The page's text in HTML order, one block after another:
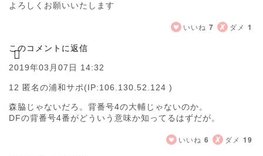
よろしくお願いいたします
いいね 7 ダメ 1
このコメントに返信
2019年03月07日 14:32
12 匿名の浦和サポ(IP:106.130.52.124 )
森脇じゃないだろ。背番号4の大輔じゃないのか。
DFの背番号4番がどういう意味か知ってるはずだが。
いいね 6 ダメ 19